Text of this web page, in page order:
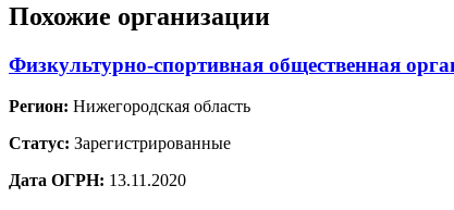
Похожие организации
Физкультурно-спортивная общественная
Регион: Нижегородская область
Статус: Зарегистрированные
Дата ОГРН: 13.11.2020